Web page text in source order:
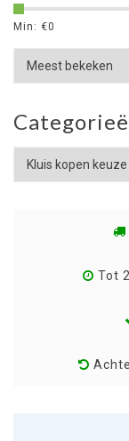
Min: €0
Tot